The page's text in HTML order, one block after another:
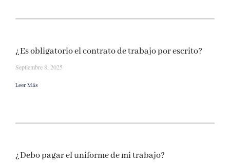
¿Es obligatorio el contrato de trabajo por escrito?
Septiembre 8, 2025
Leer Más
¿Debo pagar el uniforme de mi trabajo?